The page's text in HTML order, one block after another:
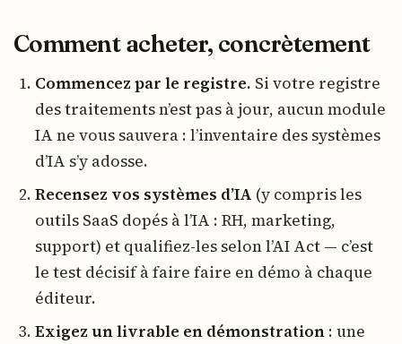
Comment acheter, concrètement
Commencez par le registre. Si votre registre
des traitements n’est pas à jour, aucun module
IA ne vous sauvera : l’inventaire des systèmes
d’IA s’y adosse.
Recensez vos systèmes d’IA (y compris les
outils SaaS dopés à l’IA : RH, marketing,
support) et qualifiez-les selon l’AI Act — c’est
le test décisif à faire faire en démo à chaque
éditeur.
Exigez un livrable en démonstration : une